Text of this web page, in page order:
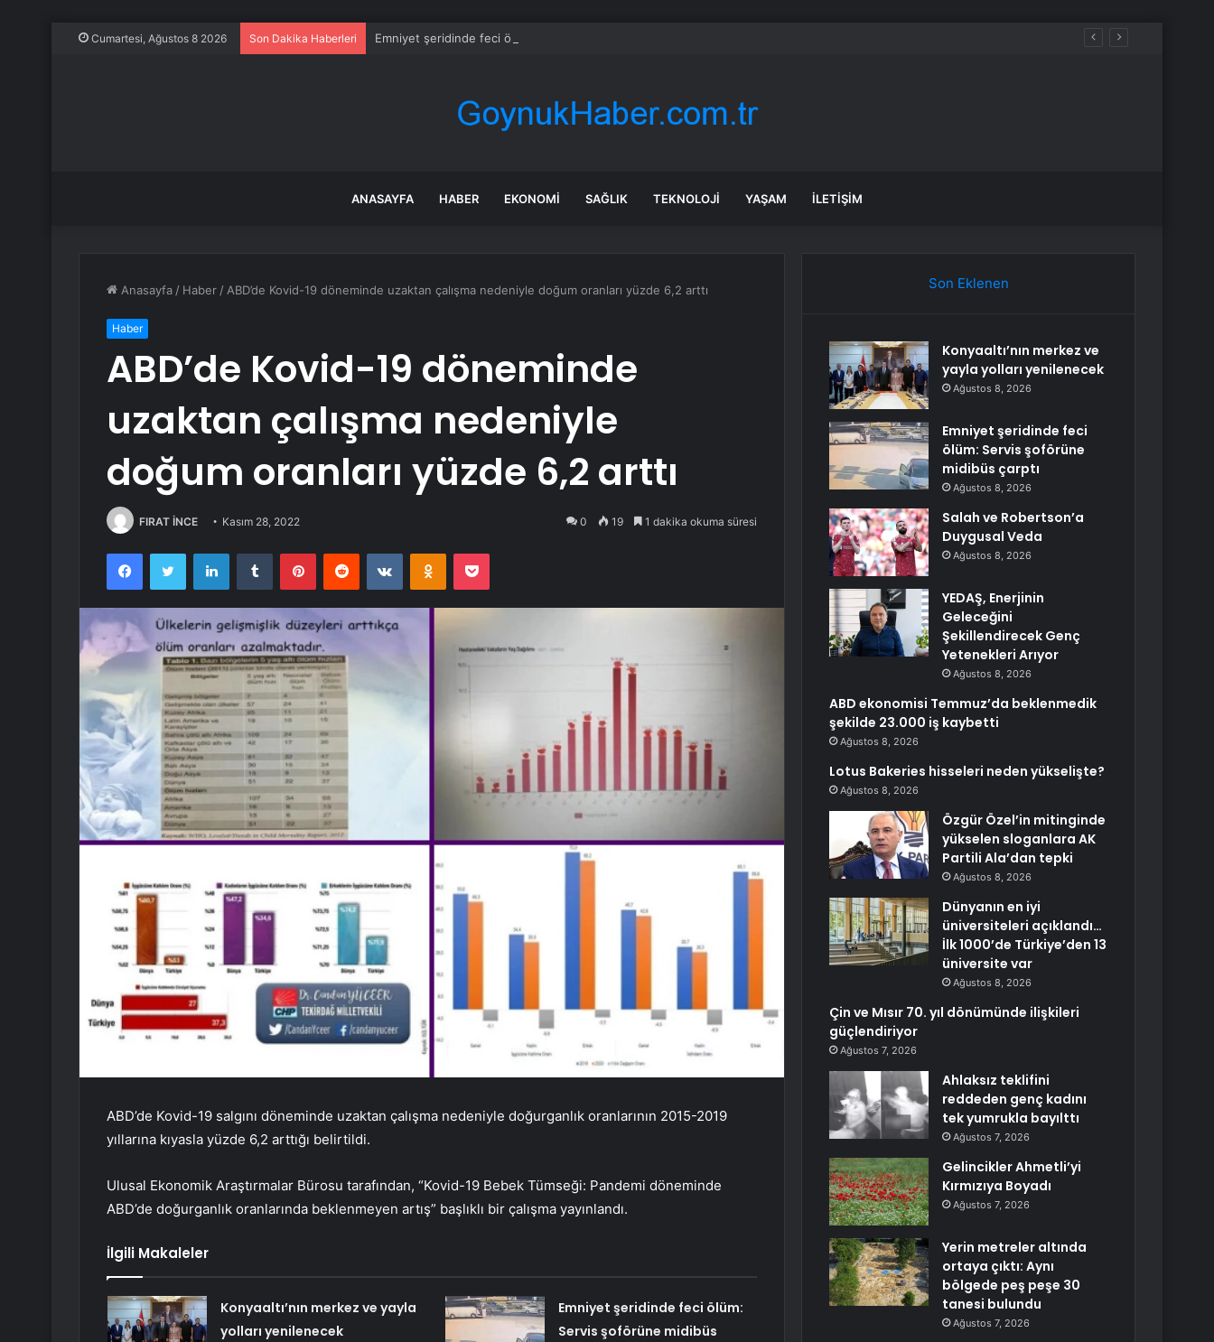
Cumartesi, Ağustos 8 2026 Son Dakika Haberleri Emniyet şeridinde feci ölüm: Servis şoförüne midibüs çarptı
ANASAYFA HABER EKONOMI SAĞLIK TEKNOLOJI YAŞAM İLETIŞIM
Anasayfa / Haber / ABD’de Kovid-19 döneminde uzaktan çalışma nedeniyle doğum oranları yüzde 6,2 arttı
Haber
ABD’de Kovid-19 döneminde
uzaktan çalışma nedeniyle
doğum oranları yüzde 6,2 arttı
FIRAT İNCE Kasım 28, 2022 0 19 1 dakika okuma süresi
FacebookTwitter LinkedInTumblr PinterestReddit VKontakteOdnoklassniki
Pocket
ABD’de Kovid-19 salgını döneminde uzaktan çalışma nedeniyle doğurganlık oranlarının 2015-2019
yıllarına kıyasla yüzde 6,2 arttığı belirtildi.
Ulusal Ekonomik Araştırmalar Bürosu tarafından, “Kovid-19 Bebek Tümseği: Pandemi döneminde
ABD’de doğurganlık oranlarında beklenmeyen artış” başlıklı bir çalışma yayınlandı.
İlgili Makaleler
Konyaaltı’nın merkez ve yayla
yolları yenilenecek
Emniyet şeridinde feci ölüm:
Servis şoförüne midibüs
Son Eklenen
Konyaaltı’nın merkez ve
yayla yolları yenilenecek
Ağustos 8, 2026
Emniyet şeridinde feci
ölüm: Servis şoförüne
midibüs çarptı
Ağustos 8, 2026
Salah ve Robertson’a
Duygusal Veda
Ağustos 8, 2026
YEDAŞ, Enerjinin
Geleceğini
Şekillendirecek Genç
Yetenekleri Arıyor
Ağustos 8, 2026
ABD ekonomisi Temmuz’da beklenmedik
şekilde 23.000 iş kaybetti
Ağustos 8, 2026
Lotus Bakeries hisseleri neden yükselişte?
Ağustos 8, 2026
Özgür Özel’in mitinginde
yükselen sloganlara AK
Partili Ala’dan tepki
Ağustos 8, 2026
Dünyanın en iyi
üniversiteleri açıklandı…
İlk 1000’de Türkiye’den 13
üniversite var
Ağustos 8, 2026
Çin ve Mısır 70. yıl dönümünde ilişkileri
güçlendiriyor
Ağustos 7, 2026
Ahlaksız teklifini
reddeden genç kadını
tek yumrukla bayılttı
Ağustos 7, 2026
Gelincikler Ahmetli’yi
Kırmızıya Boyadı
Ağustos 7, 2026
Yerin metreler altında
ortaya çıktı: Aynı
bölgede peş peşe 30
tanesi bulundu
Ağustos 7, 2026